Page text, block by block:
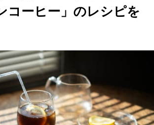
コーヒー」のレシピを